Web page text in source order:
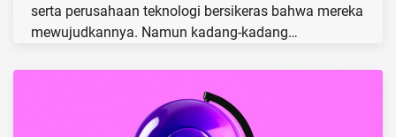
serta perusahaan teknologi bersikeras bahwa mereka
mewujudkannya. Namun kadang-kadang…